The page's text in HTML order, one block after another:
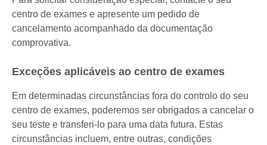
centro de exames e apresente um pedido de
cancelamento acompanhado da documentação
comprovativa.
Exceções aplicáveis ao centro de exames
Em determinadas circunstâncias fora do controlo do seu
centro de exames, poderemos ser obrigados a cancelar o
seu teste e transferi-lo para uma data futura. Estas
circunstâncias incluem, entre outras, condições